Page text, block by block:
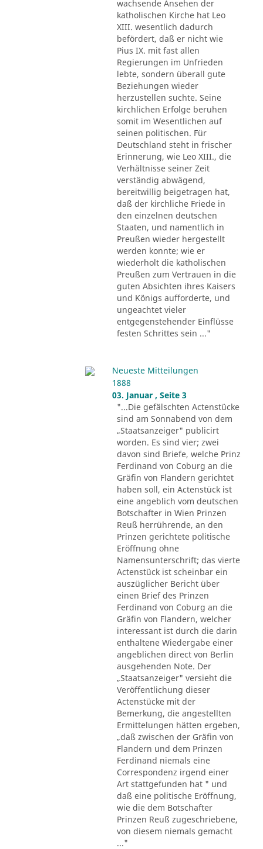
wachsende Ansehen der
katholischen Kirche hat Leo
XIII. wesentlich dadurch
befördert, daß er nicht wie
Pius IX. mit fast allen
Regierungen im Unfrieden
lebte, sondern überall gute
Beziehungen wieder
herzustellen suchte. Seine
kirchlichen Erfolge beruhen
somit im Wesentlichen auf
seinen politischen. Für
Deutschland steht in frischer
Erinnerung, wie Leo XIII., die
Verhältnisse seiner Zeit
verständig abwägend,
bereitwillig beigetragen hat,
daß der kirchliche Friede in
den einzelnen deutschen
Staaten, und namentlich in
Preußen wieder hergestellt
werden konnte; wie er
wiederholt die katholischen
Preußen zum Vertrauen in die
guten Absichten ihres Kaisers
und Königs aufforderte, und
ungeachtet vieler
entgegenstehender Einflüsse
festen Schrittes sein ..."
Neueste Mitteilungen
1888
03. Januar , Seite 3
"...Die gefälschten Actenstücke
sind am Sonnabend von dem
„Staatsanzeiger" publicirt
worden. Es sind vier; zwei
davon sind Briefe, welche Prinz
Ferdinand von Coburg an die
Gräfin von Flandern gerichtet
haben soll, ein Actenstück ist
eine angeblich vom deutschen
Botschafter in Wien Prinzen
Reuß herrührende, an den
Prinzen gerichtete politische
Eröffnung ohne
Namensunterschrift; das vierte
Actenstück ist scheinbar ein
auszüglicher Bericht über
einen Brief des Prinzen
Ferdinand von Coburg an die
Gräfin von Flandern, welcher
interessant ist durch die darin
enthaltene Wiedergabe einer
angeblichen direct von Berlin
ausgehenden Note. Der
„Staatsanzeiger" versieht die
Veröffentlichung dieser
Actenstücke mit der
Bemerkung, die angestellten
Ermittelungen hätten ergeben,
„daß zwischen der Gräfin von
Flandern und dem Prinzen
Ferdinand niemals eine
Correspondenz irgend einer
Art stattgefunden hat " und
daß eine politische Eröffnung,
wie die dem Botschafter
Prinzen Reuß zugeschriebene,
von diesem niemals gemacht
..."